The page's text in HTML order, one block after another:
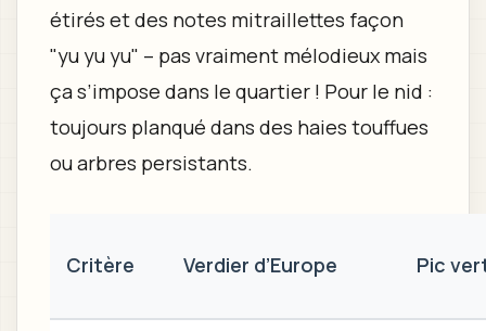
étirés et des notes mitraillettes façon
"yu yu yu" – pas vraiment mélodieux mais
ça s’impose dans le quartier ! Pour le nid :
toujours planqué dans des haies touffues
ou arbres persistants.
Critère Verdier d’Europe Pic